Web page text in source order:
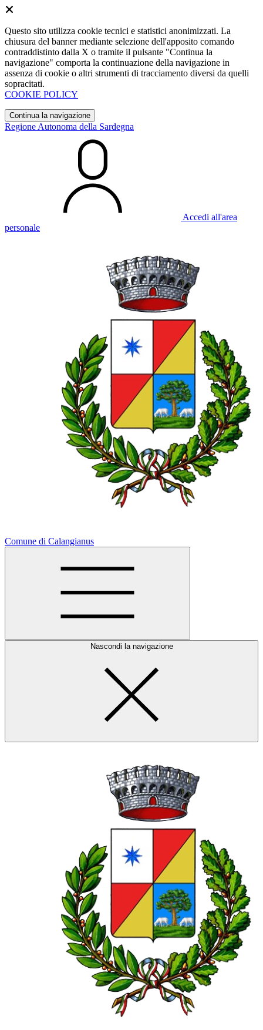
Questo sito utilizza cookie tecnici e statistici anonimizzati. La
chiusura del banner mediante selezione dell'apposito comando
contraddistinto dalla X o tramite il pulsante "Continua la
navigazione" comporta la continuazione della navigazione in
assenza di cookie o altri strumenti di tracciamento diversi da quelli
sopracitati.
COOKIE POLICY
Continua la navigazione
Regione Autonoma della Sardegna
Accedi all'area
personale
Comune di Calangianus
Nascondi la navigazione